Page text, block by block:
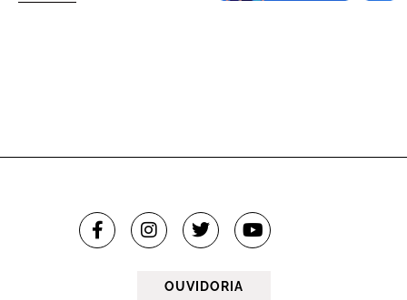
OUVIDORIA